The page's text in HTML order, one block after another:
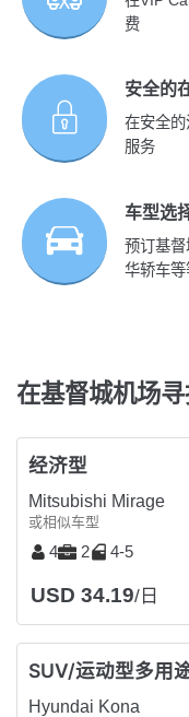
费
安全的
在安全
服务
车型选
预订基
华轿车等
在基督城机场
经济型
Mitsubishi Mirage
或相似车型
4 2 4-5
USD 34.19/日
SUV/运动型多用
Hyundai Kona